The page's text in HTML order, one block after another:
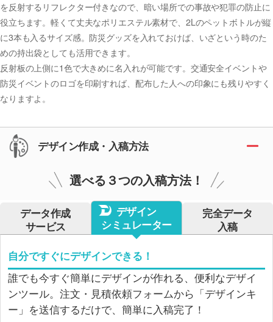
を反射するリフレクター付きなので、暗い場所での事故や犯罪の防止に
役立ちます。軽くて丈夫なポリエステル素材で、2Lのペットボトルが縦
に3本も入るサイズ感。防災グッズを入れておけば、いざという時のた
めの持出袋としても活用できます。
反射板の上側に1色で大きめに名入れが可能です。交通安全イベントや
防災イベントのロゴを印刷すれば、配布した人への印象にも残りやすく
なりますよ。
デザイン作成・入稿方法
選べる３つの入稿方法！
データ作成
サービス
デザイン
シミュレーター
完全データ
入稿
自分ですぐにデザインできる！
誰でも今すぐ簡単にデザインが作れる、便利なデザイ
ンツール。注文・見積依頼フォームから「デザインキ
ー」を送信するだけで、簡単に入稿完了！